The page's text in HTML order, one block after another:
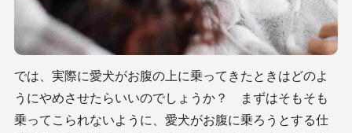
では、実際に愛犬がお腹の上に乗ってきたときはどのよ
うにやめさせたらいいのでしょうか？ まずはそもそも
乗ってこられないように、愛犬がお腹に乗ろうとする仕